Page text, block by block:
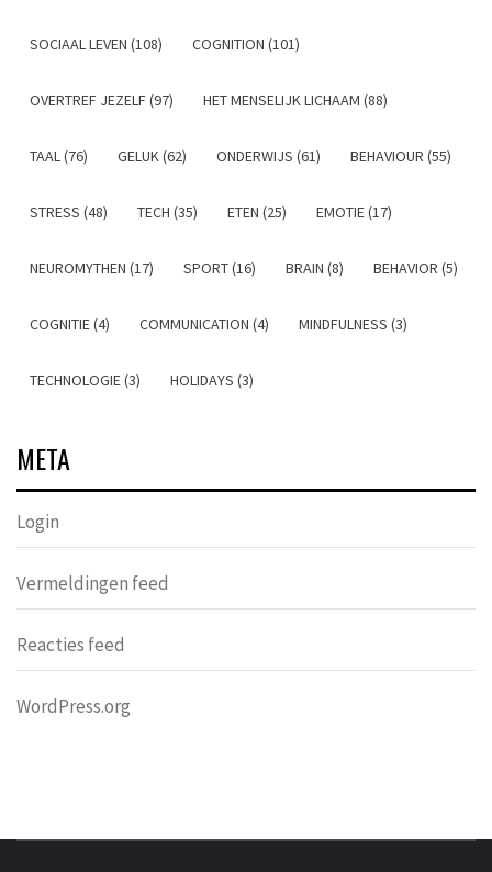
SOCIAAL LEVEN (108) COGNITION (101)
OVERTREF JEZELF (97) HET MENSELIJK LICHAAM (88)
TAAL (76) GELUK (62) ONDERWIJS (61) BEHAVIOUR (55)
STRESS (48) TECH (35) ETEN (25) EMOTIE (17)
NEUROMYTHEN (17) SPORT (16) BRAIN (8) BEHAVIOR (5)
COGNITIE (4) COMMUNICATION (4) MINDFULNESS (3)
TECHNOLOGIE (3) HOLIDAYS (3)
META
Login
Vermeldingen feed
Reacties feed
WordPress.org